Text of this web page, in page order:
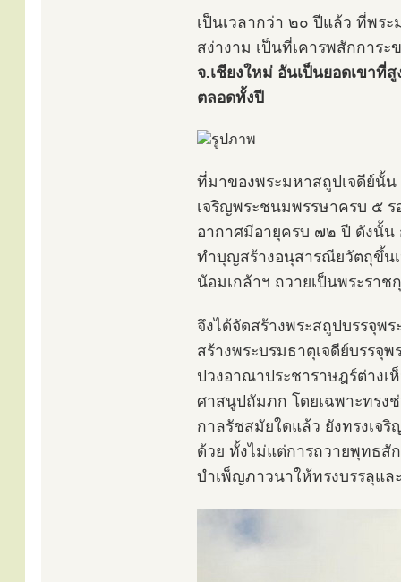
เป็นเวลากว่า ๒๐ ปีแล้ว ที่พร
สง่างาม เป็นที่เคารพสักการ
จ.เชียงใหม่ อันเป็นยอดเขาที่
ตลอดทั้งปี
ที่มาของพระมหาสถูปเจดีย์นั้น
เจริญพระชนมพรรษาครบ ๕
อากาศมีอายุครบ ๗๒ ปี ดังนั้น
ทำบุญสร้างอนุสารณียวัตถุขึ้น
น้อมเกล้าฯ ถวายเป็นพระรา
จึงได้จัดสร้างพระสถูปบรรจุพ
สร้างพระบรมธาตุเจดีย์บรรจุ
ปวงอาณาประชาราษฎร์ต่างเ
ศาสนูปถัมภก โดยเฉพาะทรง
กาลรัชสมัยใดแล้ว ยังทรงเจ
ด้วย ทั้งไม่แต่การถวายพุทธสั
บำเพ็ญภาวนาให้ทรงบรรลุและ